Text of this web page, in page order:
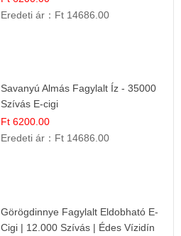
Eredeti ár： Ft 14686.00
Savanyú Almás Fagylalt Íz - 35000
Szívás E-cigi
Ft 6200.00
Eredeti ár： Ft 14686.00
Görögdinnye Fagylalt Eldobható E-
Cigi | 12.000 Szívás | Édes Vízidín